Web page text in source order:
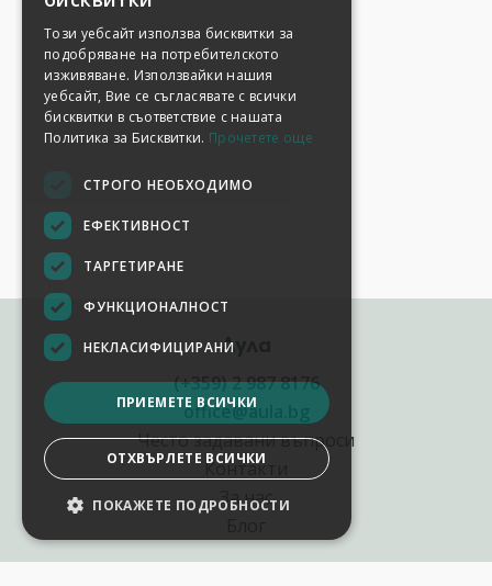
Аула
(+359) 2 987 8176
office@aula.bg
Често задавани въпроси
Контакти
За нас
Този уебсайт използва бисквитки за
подобряване на потребителското
изживяване. Използвайки нашия
уебсайт, Вие се съгласявате с всички
бисквитки в съответствие с нашата
Политика за Бисквитки. Прочетете още
СТРОГО НЕОБХОДИМО
ЕФЕКТИВНОСТ
ТАРГЕТИРАНЕ
ФУНКЦИОНАЛНОСТ
НЕКЛАСИФИЦИРАНИ
ПРИЕМЕТЕ ВСИЧКИ
ОТХВЪРЛЕТЕ ВСИЧКИ
ПОКАЖЕТЕ ПОДРОБНОСТИ